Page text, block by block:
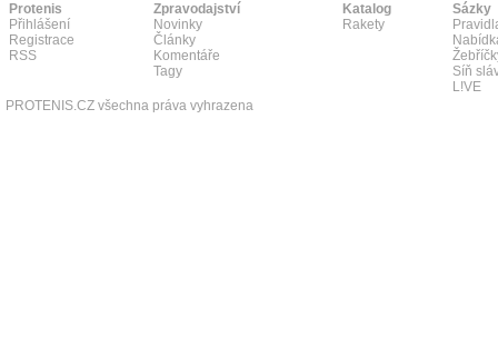
Protenis
Přihlášení
Registrace
RSS
Zpravodajství
Novinky
Články
Komentáře
Tagy
Katalog
Rakety
Sázky
Síň
L!VE
PROTENIS.CZ všechna práva vyhrazena